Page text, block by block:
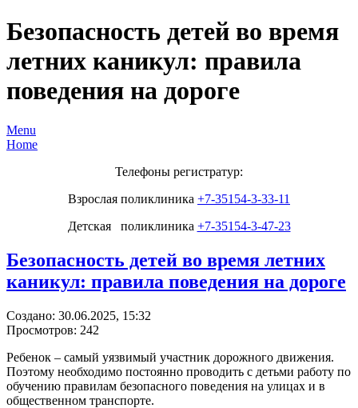
Безопасность детей во время
летних каникул: правила
поведения на дороге
Menu
Home
Телефоны регистратур:
Взрослая поликлиника +7-35154-3-33-11
Детская поликлиника +7-35154-3-47-23
Безопасность детей во время летних
каникул: правила поведения на дороге
Создано: 30.06.2025, 15:32
Просмотров: 242
Ребенок – самый уязвимый участник дорожного движения.
Поэтому необходимо постоянно проводить с детьми работу по
обучению правилам безопасного поведения на улицах и в
общественном транспорте.